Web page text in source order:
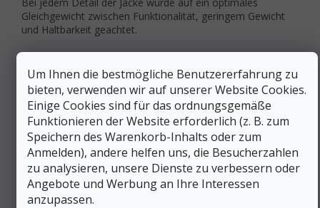
Um Ihnen die bestmögliche Benutzererfahrung zu
bieten, verwenden wir auf unserer Website Cookies.
Einige Cookies sind für das ordnungsgemäße
Funktionieren der Website erforderlich (z. B. zum
Speichern des Warenkorb-Inhalts oder zum
Anmelden), andere helfen uns, die Besucherzahlen
zu analysieren, unsere Dienste zu verbessern oder
Angebote und Werbung an Ihre Interessen
anzupassen.
Gleichgewicht zwischen Funktionalität, geringem Gewicht
und Haltbarkeit geachtet.
Die Jacke ist mitwasserdichten, glatten Nähten
ausgestattet, auf der Außenseite sind keine Fäden zu
sehen, was dafür sorgt, dass die Nähte nicht
ausfransen und daher viel länger halten, außerdem
wird die Feuchtigkeitsaufnahme durch die Fäden
verhindert, und die Nähte sind zusätzlich mit
wasserdichten Bändernversiegelt.
Ein zentraler, wasserdichterZwei-Wege-
Reißverschlussvon YKK®Aquaguard®mit
einerInnenlascheverhindert das Eindringen von
Feuchtigkeit.